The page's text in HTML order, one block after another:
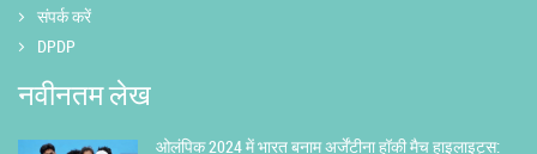
संपर्क करें
DPDP
नवीनतम लेख
ओलंपिक 2024 में भारत बनाम अर्जेंटीना हॉकी मैच हाइलाइट्स: